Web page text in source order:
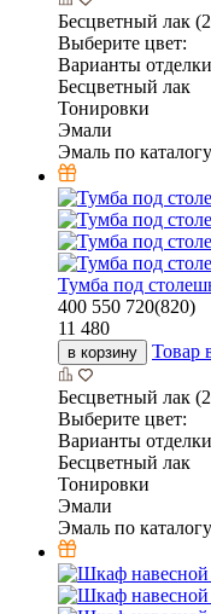
Бесцветный лак
Выберите цвет:
Варианты
Бесцветный лак
Тонировки
Эмали
Эмаль по
Тумба под
400 550 720(820)
11 480
в корзину Товар
Бесцветный лак
Выберите цвет:
Варианты
Бесцветный лак
Тонировки
Эмали
Эмаль по